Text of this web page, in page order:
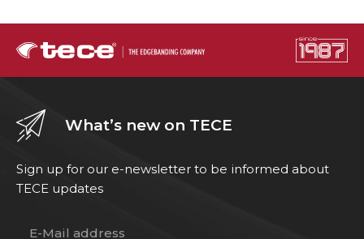
What’s new on TECE
Sign up for our e-newsletter to be informed about
TECE updates